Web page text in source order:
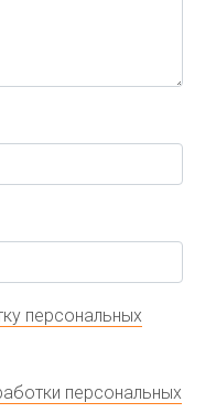
персональных
персональных